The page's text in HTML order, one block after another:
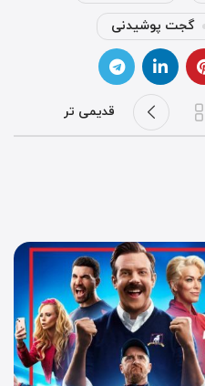
گجت پوشیدنی
قدیمی تر